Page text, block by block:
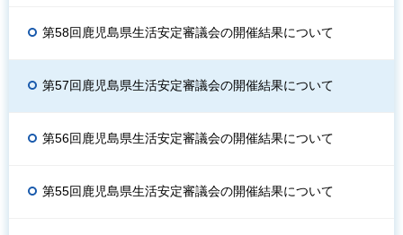
第58回鹿児島県生活安定審議会の開催結果について
第57回鹿児島県生活安定審議会の開催結果について
第56回鹿児島県生活安定審議会の開催結果について
第55回鹿児島県生活安定審議会の開催結果について